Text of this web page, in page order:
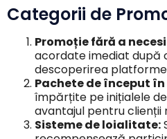
Categorii de
Promoție fără a
acordate imediat după
descoperirea
Pachete de început
împărțite pe inițialele
avantajul pentru clienții
Sisteme de loialitate: